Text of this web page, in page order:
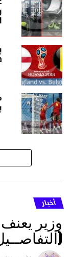
أخبار
وزير